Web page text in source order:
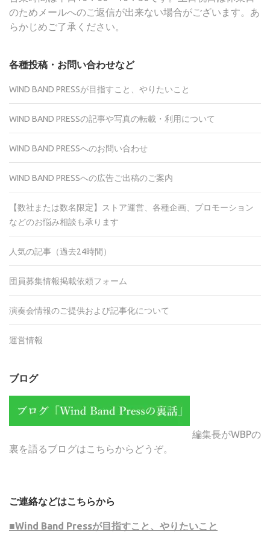
のためメールへのご返信が出来ない場合がございます。あ
らかじめご了承ください。
各種投稿・お問い合わせなど
WIND BAND PRESSが目指すこと、やりたいこと
WIND BAND PRESSの記事や写真の転載・利用について
WIND BAND PRESSへのお問い合わせ
WIND BAND PRESSへの広告ご出稿のご案内
【数社または数名限定】ストア運営、各種企画、プロモーション
などのお悩み相談も承ります
人気の記事（過去24時間）
団員募集情報掲載依頼フォーム
演奏会情報のご提供および記事化について
運営情報
ブログ
編集長がWBPの
裏を語るブログはこちらからどうぞ。
ご連絡などはこちらから
■Wind Band Pressが目指すこと、やりたいこと